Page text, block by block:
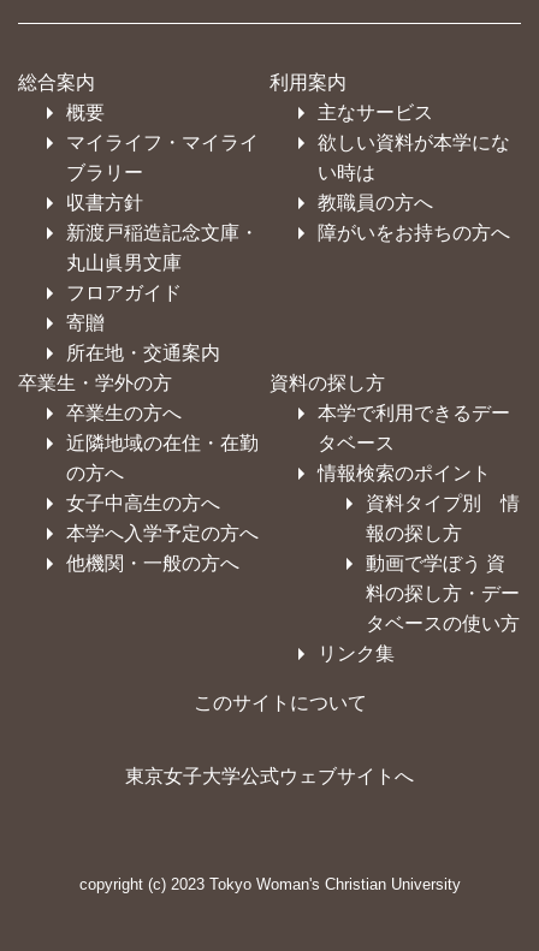
総合案内
概要
マイライフ・マイライ
ブラリー
収書方針
新渡戸稲造記念文庫・
丸山眞男文庫
フロアガイド
寄贈
所在地・交通案内
利用案内
主なサービス
欲しい資料が本学にな
い時は
教職員の方へ
障がいをお持ちの方へ
卒業生・学外の方
卒業生の方へ
近隣地域の在住・在勤
の方へ
女子中高生の方へ
本学へ入学予定の方へ
他機関・一般の方へ
資料の探し方
本学で利用できるデー
タベース
情報検索のポイント
資料タイプ別 情
報の探し方
動画で学ぼう 資
料の探し方・デー
タベースの使い方
リンク集
このサイトについて
東京女子大学公式ウェブサイトへ
copyright (c) 2023 Tokyo Woman's Christian University